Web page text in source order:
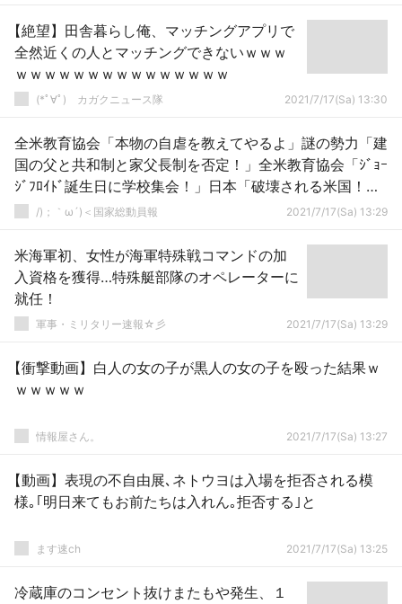
【絶望】田舎暮らし俺、マッチングアプリで
全然近くの人とマッチングできないｗｗｗ
ｗｗｗｗｗｗｗｗｗｗｗｗｗｗｗ
(*ﾟ∀ﾟ)ゞカガクニュース隊 2021/7/17(Sa) 13:30
全米教育協会「本物の自虐を教えてやるよ」謎の勢力「建
国の父と共和制と家父長制を否定！」全米教育協会「ｼﾞｮｰ
ｼﾞﾌﾛｲﾄﾞ誕生日に学校集会！」日本「破壊される米国！」
→
/)；｀ω´)＜国家総動員報 2021/7/17(Sa) 13:29
米海軍初、女性が海軍特殊戦コマンドの加
入資格を獲得…特殊艇部隊のオペレーターに
就任！
軍事・ミリタリー速報☆彡 2021/7/17(Sa) 13:29
【衝撃動画】白人の女の子が黒人の女の子を殴った結果ｗ
ｗｗｗｗｗ
情報屋さん。 2021/7/17(Sa) 13:27
【動画】表現の不自由展､ネトウヨは入場を拒否される模
様｡｢明日来てもお前たちは入れん｡拒否する｣と
ます速ch 2021/7/17(Sa) 13:25
冷蔵庫のコンセント抜けまたもや発生、１